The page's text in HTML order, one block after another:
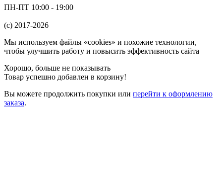
ПН-ПТ 10:00 - 19:00
(c) 2017-2026
Мы используем файлы «cookies» и похожие технологии,
чтобы улучшить работу и повысить эффективность сайта
Хорошо, больше не показывать
Товар успешно добавлен в корзину!
Вы можете продолжить покупки или перейти к оформлению
заказа.